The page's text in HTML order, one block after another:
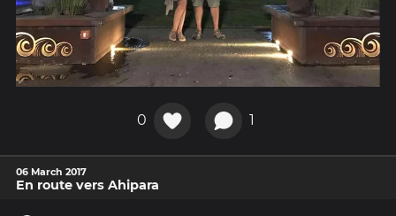
0 1
06 March 2017
En route vers Ahipara